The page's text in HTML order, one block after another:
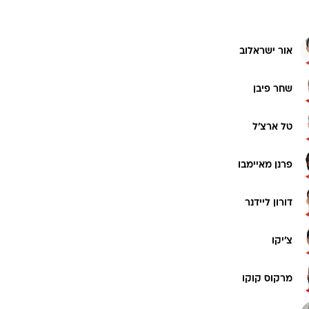
אור ישראלוב
שחר פיבן
טל ארצ'ל
פרנן מאיימבו
דורון ליידנר
צ'יקו
מרקוס קוקו